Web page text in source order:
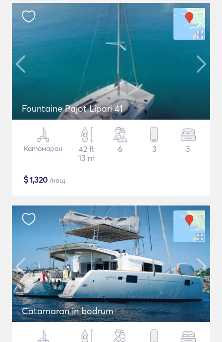
Fountaine Pajot Lipari 41
Катамаран
42 ft
13 m
6 3 3
$1,320 /нощ
Catamaran in bodrum